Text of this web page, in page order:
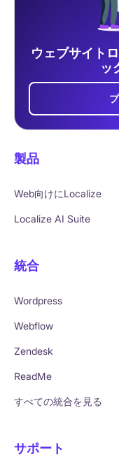
ウェブサイト
ッ
製品
Web向けにLocalize
Localize AI Suite
統合
Wordpress
Webflow
Zendesk
ReadMe
すべての統合を見る
サポート